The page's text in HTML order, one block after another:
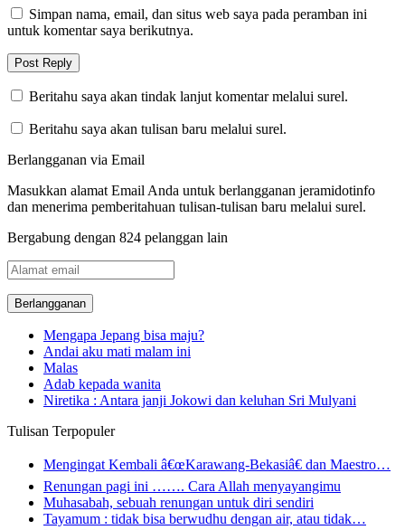
Simpan nama, email, dan situs web saya pada peramban ini
untuk komentar saya berikutnya.
Beritahu saya akan tindak lanjut komentar melalui surel.
Beritahu saya akan tulisan baru melalui surel.
Berlangganan via Email
Masukkan alamat Email Anda untuk berlangganan jeramidotinfo
dan menerima pemberitahuan tulisan-tulisan baru melalui surel.
Bergabung dengan 824 pelanggan lain
Alamat
email
Mengapa Jepang bisa maju?
Andai aku mati malam ini
Malas
Adab kepada wanita
Niretika : Antara janji Jokowi dan keluhan Sri Mulyani
Tulisan Terpopuler
Mengingat Kembali â€œKarawang-Bekasiâ€ dan Maestro…
Renungan pagi ini ……. Cara Allah menyayangimu
Muhasabah, sebuah renungan untuk diri sendiri
Tayamum : tidak bisa berwudhu dengan air, atau tidak…